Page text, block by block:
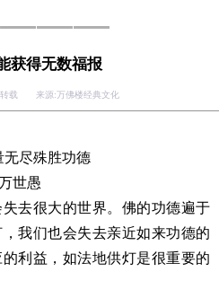
获得无数福报
载 来源:万佛楼经典文化
无尽殊胜功德
世愚
去很大的世界。佛的功德遍于
我们也会失去亲近如来功德的
利益，如法地供灯是很重要的